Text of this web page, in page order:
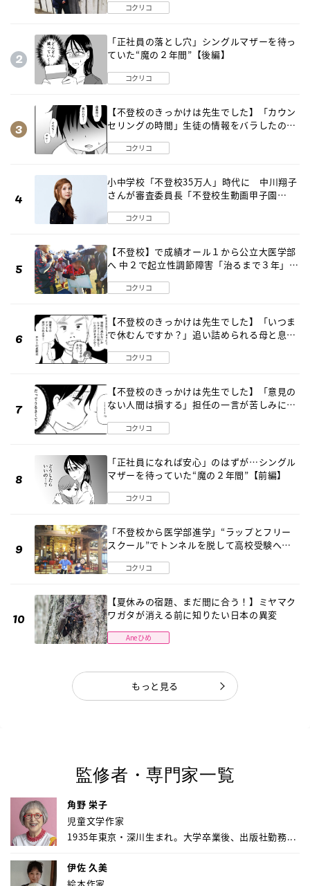
コクリコ
「正社員の落とし穴」シングルマザーを待っ
ていた“魔の２年間”【後編】
コクリコ
【不登校のきっかけは先生でした】「カウン
セリングの時間」生徒の情報をバラしたの
コクリコ
小中学校「不登校35万人」時代に 中川翔子
さんが審査委員長「不登校生動画甲子園
コクリコ
【不登校】で成績オール１から公立大医学部
へ 中２で起立性調節障害「治るまで３年」の
コクリコ
【不登校のきっかけは先生でした】「いつま
で休むんですか？」追い詰められる母と息子
コクリコ
【不登校のきっかけは先生でした】「意見の
ない人間は損する」担任の一言が苦しみに…
コクリコ
「正社員になれば安心」のはずが…シングル
マザーを待っていた“魔の２年間”【前編】
コクリコ
「不登校から医学部進学」“ラップとフリー
スクール”でトンネルを脱して高校受験へ
コクリコ
【夏休みの宿題、まだ間に合う！】ミヤマク
ワガタが消える前に知りたい日本の異変
Aneひめ
もっと見る
監修者・専門家一覧
角野 栄子
児童文学作家
1935年東京・深川生まれ。大学卒業後、出版社勤務...
伊佐 久美
絵本作家